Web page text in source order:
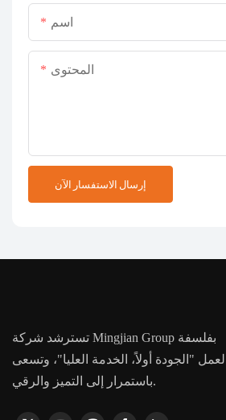
اسم
المحتوى
إرسال الاستفسار الآن
تسترشد شركة Mingjian Group بفلسفة
"الجودة أولاً، الخدمة العليا"، وتسعى
باستمرار إلى التميز والرقي.